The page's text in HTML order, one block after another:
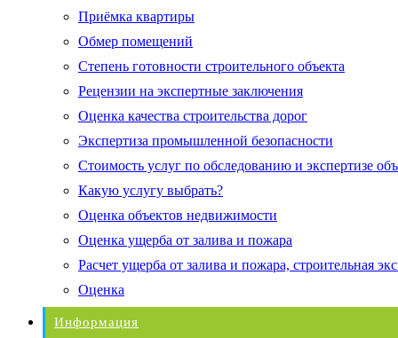
Приёмка квартиры
Обмер помещений
Степень готовности строительного объекта
Рецензии на экспертные заключения
Оценка качества строительства дорог
Экспертиза промышленной безопасности
Стоимость услуг по обследованию и экспертизе
Какую услугу выбрать?
Оценка объектов недвижимости
Оценка ущерба от залива и пожара
Расчет ущерба от залива и пожара, строительная
Оценка
Информация